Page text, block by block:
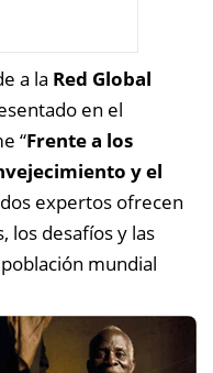
a la Red Global
en el
“Frente a los
y el
expertos ofrecen
los desafíos y las
mundial